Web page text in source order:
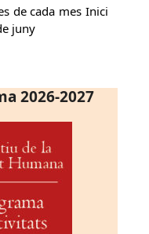
de cada mes Inici
juny
2026-2027